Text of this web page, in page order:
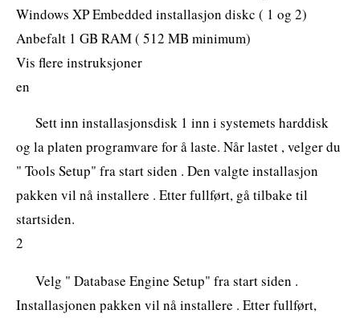
Windows XP Embedded installasjon diskc ( 1 og 2)
Anbefalt 1 GB RAM ( 512 MB ​​minimum)
Vis flere instruksjoner
en
Sett inn installasjonsdisk 1 inn i systemets harddisk
og la platen programvare for å laste. Når lastet , velger du
" Tools Setup" fra start siden . Den valgte installasjon
pakken vil nå installere . Etter fullført, gå tilbake til
startsiden.
2
Velg " Database Engine Setup" fra start siden .
Installasjonen pakken vil nå installere . Etter fullført,